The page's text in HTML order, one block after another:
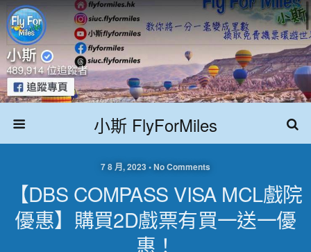
小斯 FlyForMiles
7 8 月, 2023 • No Comments
【DBS COMPASS VISA MCL戲院
優惠】購買2D戲票有買一送一優
惠！